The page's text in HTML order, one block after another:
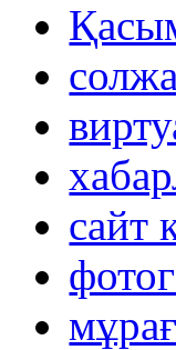
сайт